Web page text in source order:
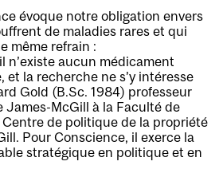
évoque notre obligation envers
de maladies rares et qui
même refrain :
n’existe aucun médicament
et la recherche ne s’y intéresse
Gold (B.Sc. 1984) professeur
James-McGill à la Faculté de
de politique de la propriété
Pour Conscience, il exerce la
stratégique en politique et en